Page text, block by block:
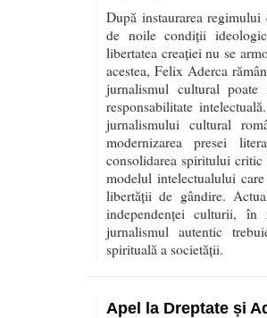
După instaurarea
de noile condiții
libertatea creației nu se
acestea, Felix Aderca
jurnalismul cultural
responsabilitate
jurnalismului cultural
modernizarea presei
consolidarea spiritului critic
modelul intelectualului
libertății de gândire.
independenței culturii,
jurnalismul autentic
spirituală a societății.
Apel la Dreptate și